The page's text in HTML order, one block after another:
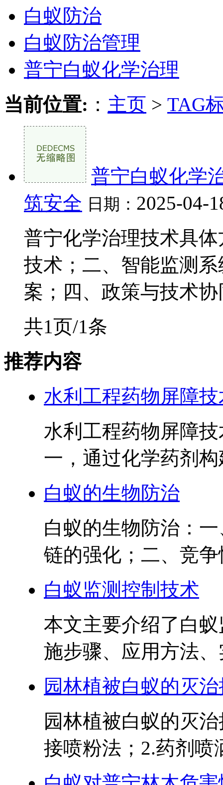
白蚁防治
白蚁防治管理
普宁白蚁化学治理
当前位置: ： 主页 > TAG
普宁白蚁化学
筑安全 日期： 2025-04-
普宁化学治理技术具
技术；二、智能监测
案；四、政策与技术
共1页/1条
推荐内容
水利工程药物屏障技
水利工程药物屏障
一，通过化学药剂
白蚁的生物防治
白蚁的生物防治：
链的强化；二、竞
白蚁监测控制技术
本文主要介绍了白
施步骤、应用方法
园林植被白蚁的灭
园林植被白蚁的灭
接喷粉法；2.药剂喷